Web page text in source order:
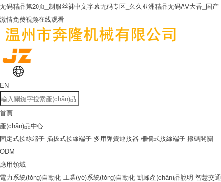
无码精品第20页_制服丝袜中文字幕无码专区_久久亚洲精品无码AⅤ大香_国产
激情免费视频在线观看
EN
首頁
產(chǎn)品中心
固定式接線端子 插拔式接線端子 多用彈簧連接器 柵欄式接線端子 撥碼開關
ODM
應用領域
電力系統(tǒng)自動化 工業(yè)系統(tǒng)自動化 凱峰產(chǎn)品說明 智慧交通